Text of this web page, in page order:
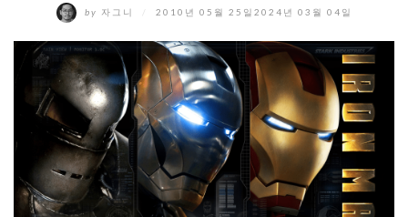
by 자그니 2010년 05월 25일 2024년 03월 04일
MENU
디지털라이프
CHILD
MENU
신제품
EXPAND
CHILD
MENU
제품리뷰
EXPAND
CHILD
MENU